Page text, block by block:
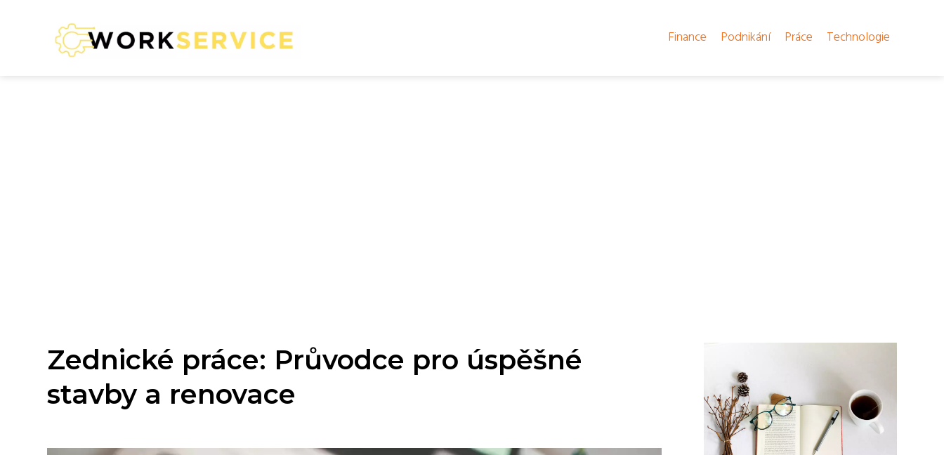
Finance Podnikání Práce Technologie
Zednické práce: Průvodce pro úspěšné
stavby a renovace